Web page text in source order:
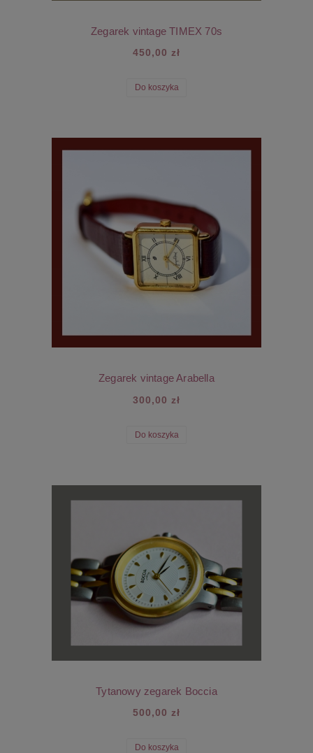
Zegarek vintage TIMEX 70s
450,00 zł
Do koszyka
Zegarek vintage Arabella
300,00 zł
Do koszyka
Tytanowy zegarek Boccia
500,00 zł
Do koszyka